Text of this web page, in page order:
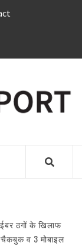
ठगों के खिलाफ
चैकबुक व 3 मोबाइल